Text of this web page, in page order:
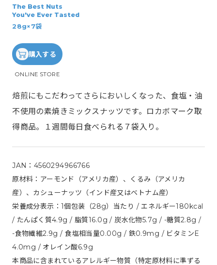
The Best Nuts
You've Ever Tasted
28g×7袋
購入する
ONLINE STORE
焙煎にもこだわってさらにおいしくなった、食塩・油
不使用の素焼きミックスナッツです。ロカボマーク取
得商品。１週間毎日食べられる７袋入り。
JAN：4560294966766
原材料：アーモンド（アメリカ産）、くるみ（アメリカ
産）、カシューナッツ（インド産又はベトナム産）
栄養成分表示：1個包装（28g）当たり / エネルギー180kcal
/ たんぱく質4.9g / 脂質16.0g / 炭水化物5.7g / -糖質2.8g /
-食物繊維2.9g / 食塩相当量0.00g / 鉄0.9mg / ビタミンE
4.0mg / オレイン酸6.9g
本商品に含まれているアレルギー物質（特定原材料に準ずる